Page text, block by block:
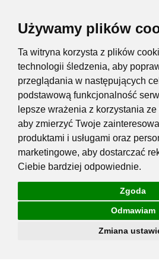
Używamy plików
Ta witryna korzysta z plików
technologii śledzenia, aby
przeglądania w następujących
podstawową funkcjonalność
lepsze wrażenia z korzystania
aby zmierzyć Twoje
produktami i usługami oraz
marketingowe, aby dostarczać
Ciebie bardziej odpowiednie.
Zgoda
Odmawiam
Zmiana